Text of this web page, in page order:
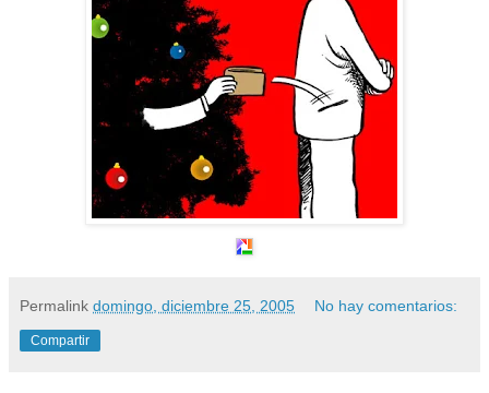
Permalink domingo, diciembre 25, 2005 No hay comentarios:
Compartir